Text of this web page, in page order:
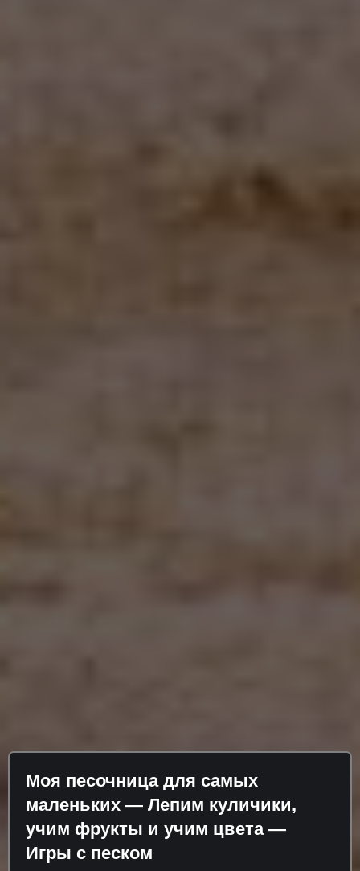
Моя песочница для самых
маленьких — Лепим куличики,
учим фрукты и учим цвета —
Игры с песком